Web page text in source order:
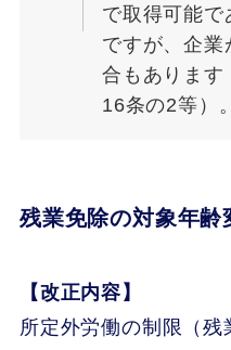
で取得可能で
ですが、企業
合もあります
16条の2等）。
残業免除の対象年齢
【改正内容】
所定外労働の制限（